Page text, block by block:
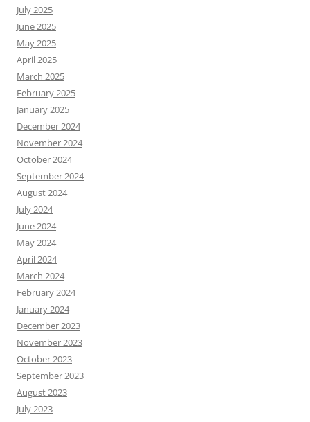
July 2025
June 2025
May 2025
April 2025
March 2025
February 2025
January 2025
December 2024
November 2024
October 2024
September 2024
August 2024
July 2024
June 2024
May 2024
April 2024
March 2024
February 2024
January 2024
December 2023
November 2023
October 2023
September 2023
August 2023
July 2023